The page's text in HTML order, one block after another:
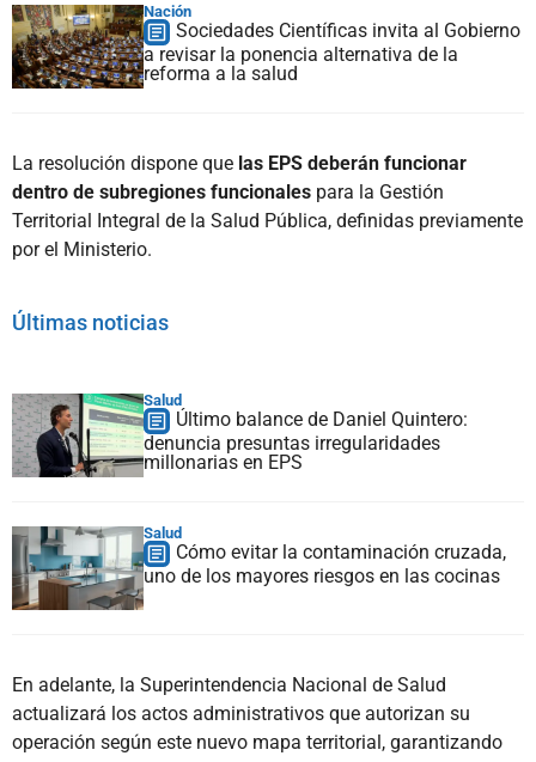
Nación
Sociedades Científicas invita al Gobierno
a revisar la ponencia alternativa de la
reforma a la salud
La resolución dispone que las EPS deberán funcionar
dentro de subregiones funcionales para la Gestión
Territorial Integral de la Salud Pública, definidas previamente
por el Ministerio.
Últimas noticias
Salud
Último balance de Daniel Quintero:
denuncia presuntas irregularidades
millonarias en EPS
Salud
Cómo evitar la contaminación cruzada,
uno de los mayores riesgos en las cocinas
En adelante, la Superintendencia Nacional de Salud
actualizará los actos administrativos que autorizan su
operación según este nuevo mapa territorial, garantizando